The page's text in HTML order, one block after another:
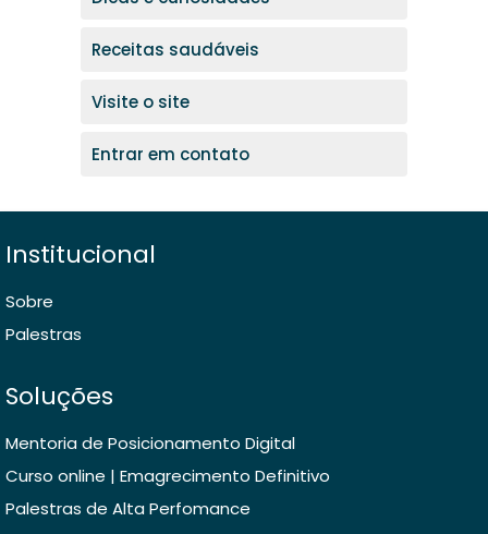
Receitas saudáveis
Visite o site
Entrar em contato
Institucional
Sobre
Palestras
Soluções
Mentoria de Posicionamento Digital
Curso online | Emagrecimento Definitivo
Palestras de Alta Perfomance